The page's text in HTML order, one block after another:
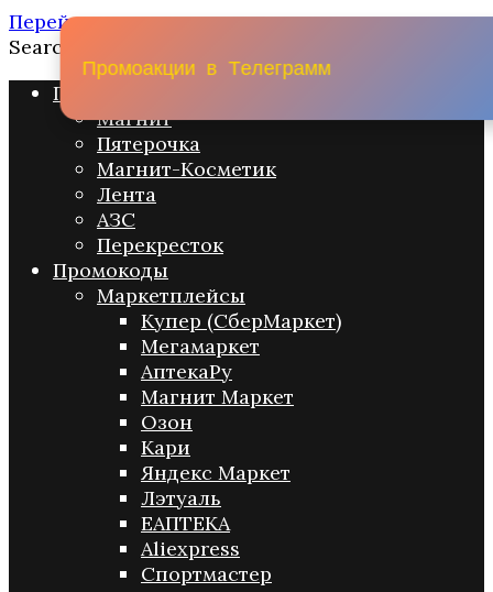
Перейти к содержанию
Search for:
Промо акции
Магнит
Пятерочка
Магнит-Косметик
Лента
АЗС
Перекресток
Промокоды
Маркетплейсы
Купер (СберМаркет)
Мегамаркет
АптекаРу
Магнит Маркет
Озон
Кари
Яндекс Маркет
Лэтуаль
ЕАПТЕКА
Aliexpress
Спортмастер
Промоакции в Телеграмм